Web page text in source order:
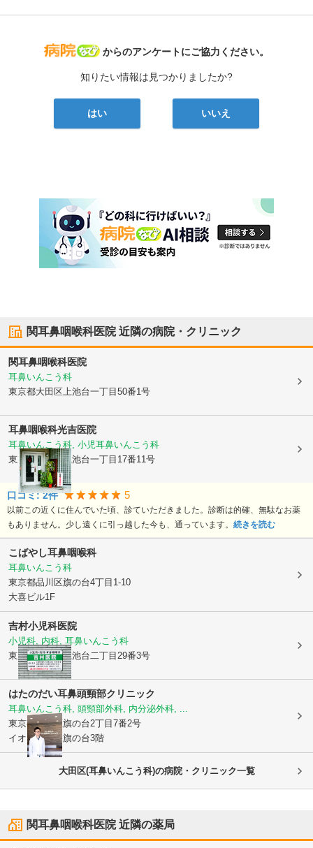
病院なび
からのアンケートにご協力ください。
知りたい情報は見つかりましたか?
はい いいえ
関耳鼻咽喉科医院近隣の病院・クリニック
関耳鼻咽喉科医院
耳鼻いんこう科
東京都大田区 上池台一丁目50番1号
耳鼻咽喉科光吉医院
耳鼻いんこう科, 小児耳鼻いんこう科
東京都大田区上池台一丁目17番11号
口コミ:2件 5
以前この近くに住んでいた頃、診ていただきました。診断は的確、無駄なお薬
もありません。少し遠くに引っ越した今も、通っています。 続きを読む
こばやし耳鼻咽喉科
耳鼻いんこう科
東京都品川区旗の台4丁目1-10
大喜ビル1F
吉村小児科医院
小児科, 内科, 耳鼻いんこう科
東京都大田区上池台二丁目29番3号
はたのだい耳鼻頭頸部クリニック
耳鼻いんこう科, 頭頸部外科, 内分泌外科, ...
東京都品川区旗の台2丁目7番2号
イオンタウン旗の台3階
大田区(耳鼻いんこう科)の病院・クリニック一覧
関耳鼻咽喉科医院近隣の薬局